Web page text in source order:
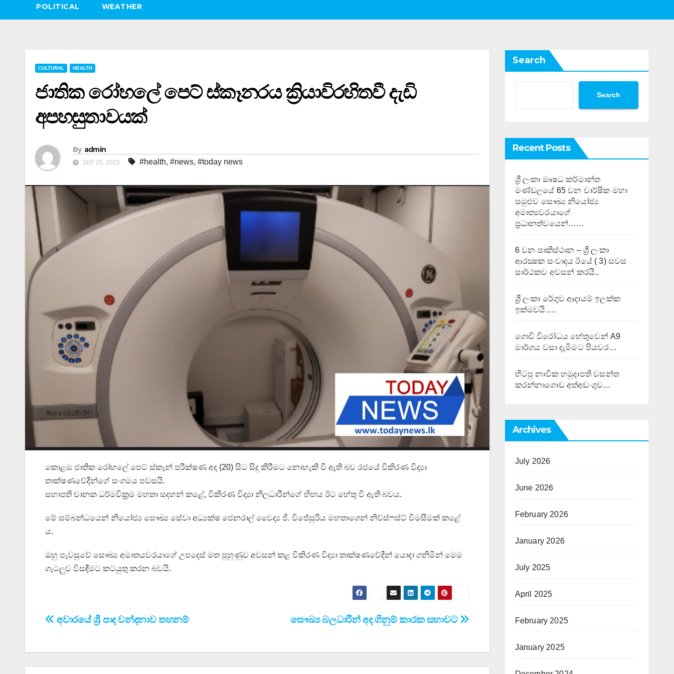
POLITICAL WEATHER
CULTURAL HEALTH
ජාතික රෝහලේ පෙට් ස්කෑනරය ක්‍රියාවිරහිතවී දැඩි
අපහසුතාවයක්
By admin
SEP 20, 2023 #health, #news, #today news
කොළඹ ජාතික රෝහලේ පෙට් ස්කෑන් පරීක්ෂණ අද (20) සිට සිදු කිරීමට නොහැකි වී ඇති බව රජයේ විකිරණ විද්‍යා
තාක්ෂණවේදීන්ගේ සංගමය පවසයි.
සභාපති චානක ධර්මවික්‍රම මහතා සදහන් කළේ, විකිරණ විද්‍යා නිලධාරීන්ගේ හිඟය ඊට හේතු වී ඇති බවය.
මේ සම්බන්ධයෙන් නි‍යෝජ්‍ය සෞඛ්‍ය සේවා අධ්‍යක්ෂ ජෙනරාල් වෛද්‍ය ජී. විජේසුරිය මහතාගෙන් නිව්ස්ෆස්ට් විමසීමක් කළේ
ය.
ඔහු පැවසුවේ සෞඛ්‍ය අමාතයවරයාගේ උපදෙස් මත පුහුණුව අවසන් කළ විකිරණ විද්‍යා තාක්ෂණවේදීන් යොදා ගනිමින් ‍මෙම
ගැටලුව විසඳීමට කටයුතු කරන බවයි.
Post
සෞඛ්‍ය බලධාරීන් අද ගිනුම් කාරක සභාවට
අවාරයේ ශ්‍රී පාද වන්දනාව තහනම්
Search
Search
Recent Posts
ශ්‍රී ලංකා ඖෂධ කර්මාන්ත
මණ්ඩලයේ 65 වන වාර්ෂික මහා
සමුළුව සෞඛ්‍ය නියෝජ්‍ය
අමාත්‍යවරයාගේ
ප්‍රධානත්වයෙන්……
6 වන පාකිස්ථාන – ශ්‍රී ලංකා
ආරක්‍ෂක සංවාදය ඊයේ ( 3) සවස
සාර්ථකව අවසන් කරයි..
ශ්‍රී ලංකා රේගුව ආදායම් ඉලක්ක
ඉක්මවයි….
ගොවි විරෝධය හේතුවෙන් A9
මාර්ගය වසා දැමිමට පියවර…
හිටපු නාවික හමුදාපති වසන්ත
කරන්නාගොඩ අත්අඩංගුව…
Archives
July 2026
June 2026
February 2026
January 2026
July 2025
April 2025
February 2025
January 2025